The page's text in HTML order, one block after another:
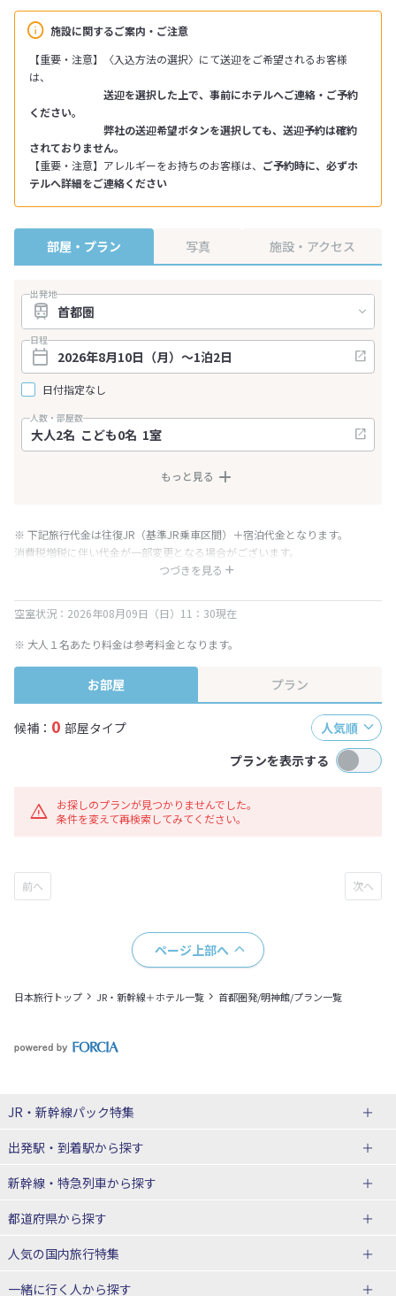
施設に関するご案内・ご注意
【重要・注意】〈入込方法の選択〉にて送迎をご希望されるお客様
は、
送迎を選択した上で、事前にホテルへご連絡・ご予約
ください。
弊社の送迎希望ボタンを選択しても、送迎予約は確約
されておりません。
【重要・注意】アレルギーをお持ちのお客様は、 ご予約時に、必ずホ
テルへ詳細をご連絡ください
部屋・プラン 写真 施設・アクセス
出発地
日程
日付指定なし
人数・部屋数
もっと見る
つづきを見る
※ 下記旅行代金は往復JR（基準JR乗車区間）＋宿泊代金となります。
消費税増税に伴い代金が一部変更となる場合がございます。
※ 表示されている旅行代金・プラン内容は一定時間ごとに更新されます。最
空室状況：2026年08月09日（日）11：30現在
※ 大人１名あたり料金は参考料金となります。
お部屋 プラン
候補： 0 部屋タイプ
人気順
プランを表示する
お探しのプランが見つかりませんでした。
条件を変えて再検索してみてください。
ページ上部へ
日本旅行トップ JR・新幹線＋ホテル一覧 首都圏発/明神館/プラン一覧
JR・新幹線パック特集
JR・新幹線＋ホテルパック
出張パック
出発駅・到着駅から探す
秋田⇔東京 新幹線パック
仙台→東京 新幹線パック
富山⇔東京 新幹線パック
東京→仙台 新幹線パック
新幹線・特急列車から探す
北海道新幹線 旅行
山形新幹線 旅行
東海道新幹線 旅行
都道府県から探す
北海道旅行・ツアー
人気の国内旅行特集
東京ディズニーリゾート®への旅 ユニバーサル・スタジオ・ジャパ
一緒に行く人から探す